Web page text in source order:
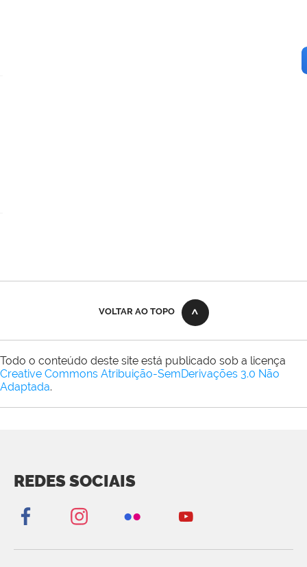
VOLTAR AO TOPO
Todo o conteúdo deste site está publicado sob a licença
Creative Commons Atribuição-SemDerivações 3.0 Não
Adaptada.
REDES SOCIAIS